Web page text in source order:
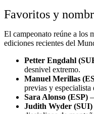
Favoritos y
El campeonato reúne a los
ediciones recientes del
Petter Engdahl
desnivel extremo.
Manuel Merillas
previas y especialista
Sara Alonso (ESP)
Judith Wyder (SUI)